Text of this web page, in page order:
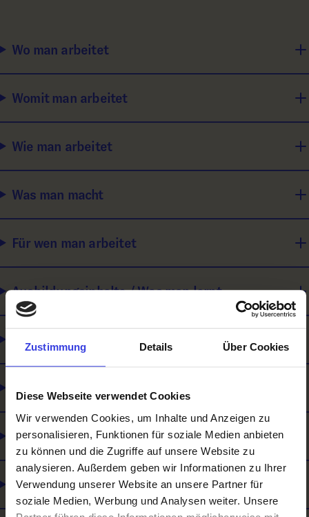
Zustimmung Details Über Cookies
Diese Webseite verwendet Cookies
Wir verwenden Cookies, um Inhalte und Anzeigen zu
personalisieren, Funktionen für soziale Medien anbieten
zu können und die Zugriffe auf unsere Website zu
analysieren. Außerdem geben wir Informationen zu Ihrer
Verwendung unserer Website an unsere Partner für
soziale Medien, Werbung und Analysen weiter. Unsere
Wo man arbeitet
Womit man arbeitet
Wie man arbeitet
Was man macht
Für wen man arbeitet
Ausbildungsinhalte / Was man lernt
Wie man sich weiterbilden kann
Was es noch gibt
Lehre und Matura